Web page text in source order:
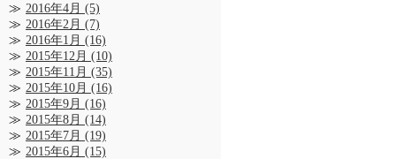
2016年4月 (5)
2016年2月 (7)
2016年1月 (16)
2015年12月 (10)
2015年11月 (35)
2015年10月 (16)
2015年9月 (16)
2015年8月 (14)
2015年7月 (19)
2015年6月 (15)